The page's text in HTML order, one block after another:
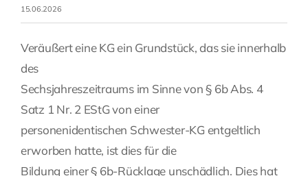
Stellenangebote
Fragen Sie Ihre Kanzlei
Kontakt
15.06.2026
Veräußert eine KG ein Grundstück, das sie innerhalb
des
Sechsjahreszeitraums im Sinne von § 6b Abs. 4
Satz 1 Nr. 2 EStG von einer
personenidentischen Schwester-KG entgeltlich
erworben hatte, ist dies für die
Bildung einer § 6b-Rücklage unschädlich. Dies hat